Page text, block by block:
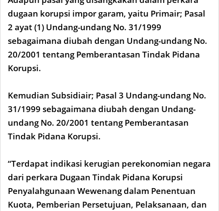
dugaan korupsi impor garam, yaitu Primair; Pasal
2 ayat (1) Undang-undang No. 31/1999
sebagaimana diubah dengan Undang-undang No.
20/2001 tentang Pemberantasan Tindak Pidana
Korupsi.
Kemudian Subsidiair; Pasal 3 Undang-undang No.
31/1999 sebagaimana diubah dengan Undang-
undang No. 20/2001 tentang Pemberantasan
Tindak Pidana Korupsi.
“Terdapat indikasi kerugian perekonomian negara
dari perkara Dugaan Tindak Pidana Korupsi
Penyalahgunaan Wewenang dalam Penentuan
Kuota, Pemberian Persetujuan, Pelaksanaan, dan